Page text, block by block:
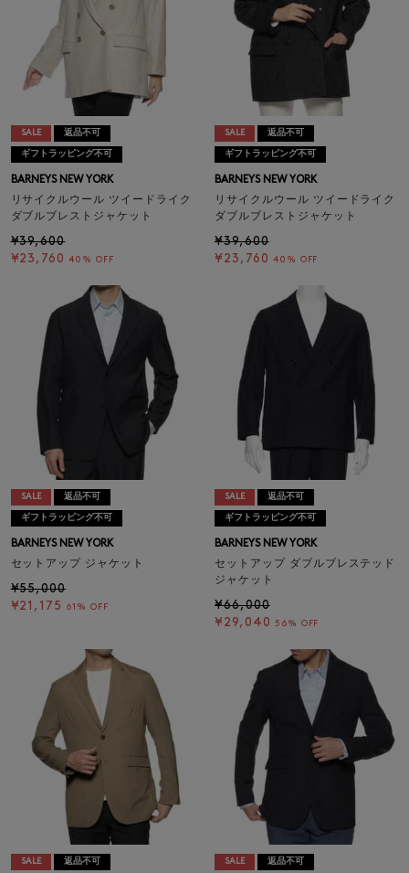
SALE 返品不可
ギフトラッピング不可
BARNEYS NEW YORK
リサイクルウール ツイードライク
ダブルブレストジャケット
¥39,600
¥23,760 40% OFF
SALE 返品不可
ギフトラッピング不可
BARNEYS NEW YORK
リサイクルウール ツイードライク
ダブルブレストジャケット
¥39,600
¥23,760 40% OFF
SALE 返品不可
ギフトラッピング不可
BARNEYS NEW YORK
セットアップ ジャケット
¥55,000
¥21,175
61% OFF
SALE 返品不可
ギフトラッピング不可
BARNEYS NEW YORK
セットアップ ダブルブレステッド
ジャケット
¥66,000
¥29,040
56% OFF
SALE 返品不可 SALE 返品不可